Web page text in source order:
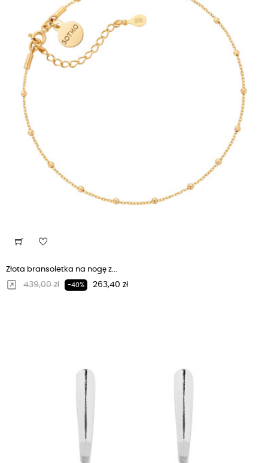
Złota bransoletka na nogę z...
Regularna cena
439,00 zł -40% Cena
263,40 zł